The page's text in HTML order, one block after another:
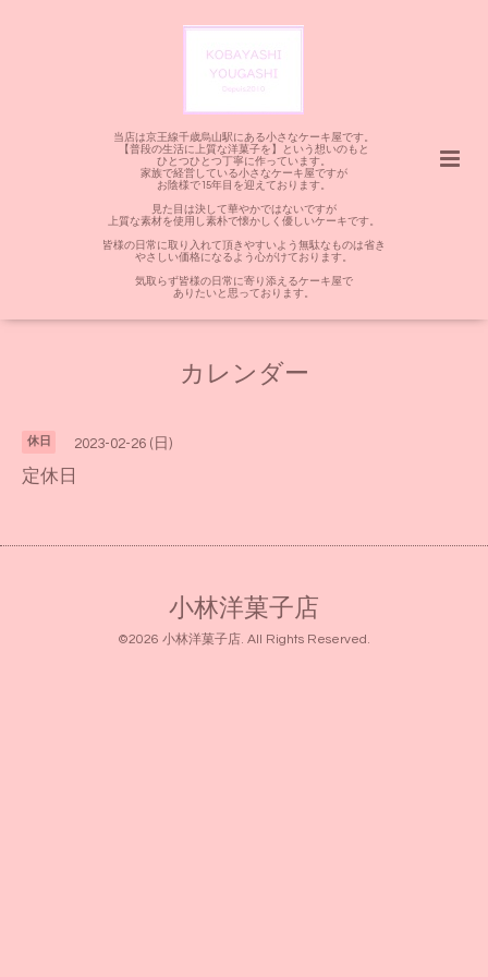
当店は京王線千歳烏山駅にある小さなケーキ屋です。
【普段の生活に上質な洋菓子を】という想いのもと
ひとつひとつ丁寧に作っています。
家族で経営している小さなケーキ屋ですが
お陰様で15年目を迎えております。
見た目は決して華やかではないですが
上質な素材を使用し素朴で懐かしく優しいケーキです。
皆様の日常に取り入れて頂きやすいよう無駄なものは省き
やさしい価格になるよう心がけております。
気取らず皆様の日常に寄り添えるケーキ屋で
ありたいと思っております。
カレンダー
休日 2023-02-26 (日)
定休日
小林洋菓子店
©2026 小林洋菓子店. All Rights Reserved.